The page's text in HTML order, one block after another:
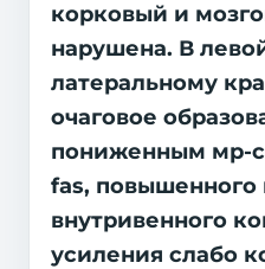
корковый и
нарушена. В
латеральному
очаговое
пониженным мр-
fas, повышенного
внутривенного
усиления слабо